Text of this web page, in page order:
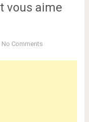
vous aime
No Comments